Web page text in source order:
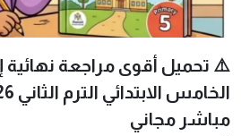
⚠️ تحميل أقوى مراجعة نهائية
مباشر مجاني